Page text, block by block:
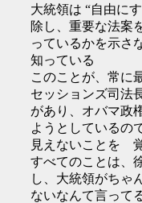
大統領は “自由に
除し、重要な法案
っているかを示さ
知っている
このことが、常に
セッションズ司法
があり、オバマ政
ようとしているの
見えないことを
すべてのことは、
し、大統領がちゃ
ないなんて言って